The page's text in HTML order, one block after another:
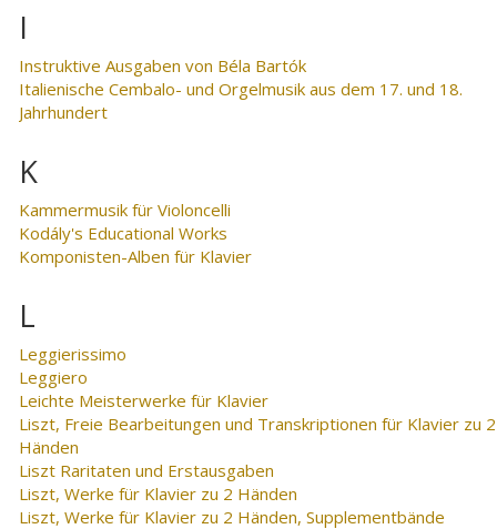
I
Instruktive Ausgaben von Béla Bartók
Italienische Cembalo- und Orgelmusik aus dem 17. und 18.
Jahrhundert
K
Kammermusik für Violoncelli
Kodály's Educational Works
Komponisten-Alben für Klavier
L
Leggierissimo
Leggiero
Leichte Meisterwerke für Klavier
Liszt, Freie Bearbeitungen und Transkriptionen für Klavier zu 2
Händen
Liszt Raritaten und Erstausgaben
Liszt, Werke für Klavier zu 2 Händen
Liszt, Werke für Klavier zu 2 Händen, Supplementbände